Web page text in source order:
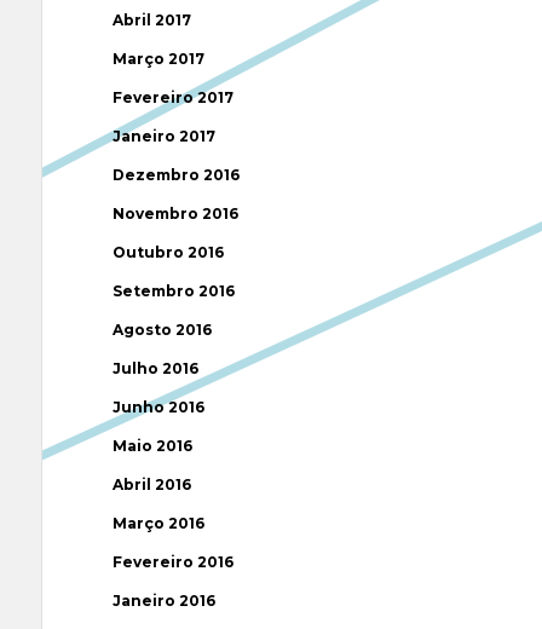
Abril 2017
Março 2017
Fevereiro 2017
Janeiro 2017
Dezembro 2016
Novembro 2016
Outubro 2016
Setembro 2016
Agosto 2016
Julho 2016
Junho 2016
Maio 2016
Abril 2016
Março 2016
Fevereiro 2016
Janeiro 2016